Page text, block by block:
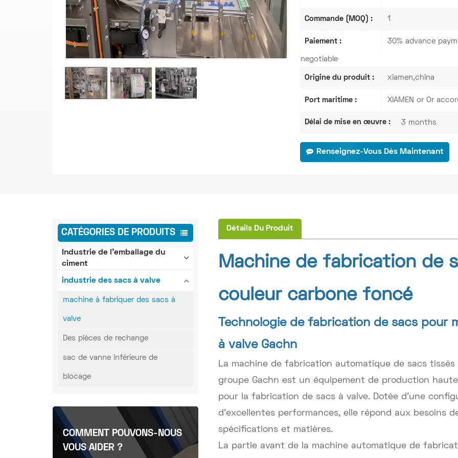
Commande (MOQ) : 1
Paiement : 30% advance
negotiable
Origine du produit : xiamen,china
Port maritime : XIAMEN or Or
Délai de mise en œuvre : 3 months
Renseignez-Vous Dès Maintenant
CATÉGORIES DE PRODUITS
Industrie de l'emballage du
ciment
industrie des sacs à valve
machine à fabriquer des sacs à
valve
Des pièces de rechange
sac de vanne inférieure de
blocage
COMMENT POUVONS-NOUS
VOUS AIDER ?
Détails Du Produit
Machine de fabrication de
couleur carbone foncé
Technologie de fabrication de sacs pour
à valve Gachn
La machine de fabrication automatique de sacs
groupe Gachn est un équipement de production
pour la fabrication de sacs à valve. Dotée d'une
d'excellentes performances, elle répond aux besoins
spécifications et matières.
La partie avant de la machine automatique de